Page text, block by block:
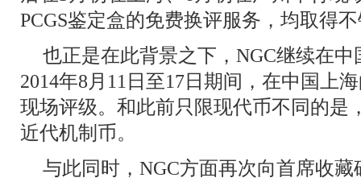
PCGS鉴定盒的免费换评服务，均取得
也正是在此背景之下，NGC继续在
2014年8月11日至17日期间，在中国上
现场评级。和此前只限现代币不同的是
近代机制币。
与此同时，NGC方面再次向首席收